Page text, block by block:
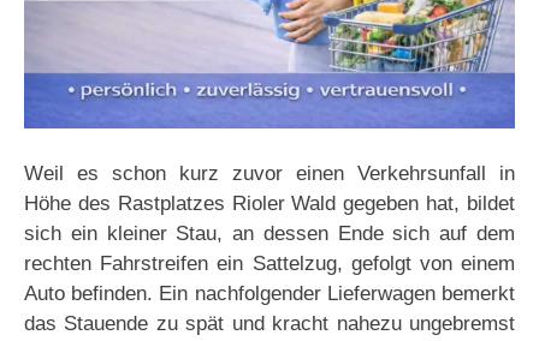
Weil es schon kurz zuvor einen Verkehrsunfall in
Höhe des Rastplatzes Rioler Wald gegeben hat, bildet
sich ein kleiner Stau, an dessen Ende sich auf dem
rechten Fahrstreifen ein Sattelzug, gefolgt von einem
Auto befinden. Ein nachfolgender Lieferwagen bemerkt
das Stauende zu spät und kracht nahezu ungebremst